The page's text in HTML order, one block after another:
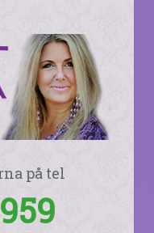
på tel